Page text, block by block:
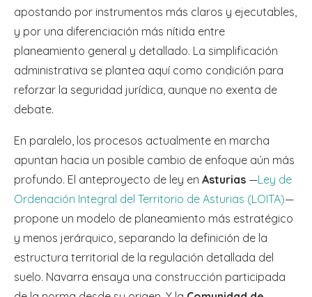
apostando por instrumentos más claros y ejecutables,
y por una diferenciación más nítida entre
planeamiento general y detallado. La simplificación
administrativa se plantea aquí como condición para
reforzar la seguridad jurídica, aunque no exenta de
debate.
En paralelo, los procesos actualmente en marcha
apuntan hacia un posible cambio de enfoque aún más
profundo. El anteproyecto de ley en Asturias —Ley de
Ordenación Integral del Territorio de Asturias (LOITA)—
propone un modelo de planeamiento más estratégico
y menos jerárquico, separando la definición de la
estructura territorial de la regulación detallada del
suelo. Navarra ensaya una construcción participada